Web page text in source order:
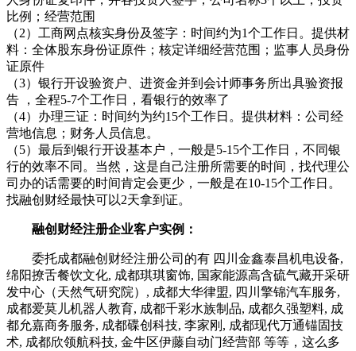
比例；经营范围
（2）工商网点核实身份及签字：时间约为1个工作日。提供材
料：全体股东身份证原件；核定详细经营范围；监事人员身份
证原件
（3）银行开设验资户、进资金并到会计师事务所出具验资报
告 ，全程5-7个工作日，看银行的效率了
（4）办理三证：时间约为约15个工作日。提供材料：公司经
营地信息；财务人员信息。
（5）最后到银行开设基本户，一般是5-15个工作日，不同银
行的效率不同。当然，这是自己注册所需要的时间，找代理公
司办的话需要的时间肯定会更少，一般是在10-15个工作日。
找融创财经最快可以2天拿到证。
融创财经注册企业客户实例：
委托成都融创财经注册公司的有 四川金鑫泰昌机电设备,
绵阳撩舌餐饮文化, 成都琪琪窗饰, 国家能源高含硫气藏开采研
发中心（天然气研究院）, 成都大华律盟, 四川擎锦汽车服务,
成都爱莫儿机器人教育, 成都千彩水族制品, 成都久强塑料, 成
都允嘉商务服务, 成都碟创科技, 李家刚, 成都现代万通锚固技
术, 成都欣领航科技, 金牛区伊藤自动门经营部 等等，这么多